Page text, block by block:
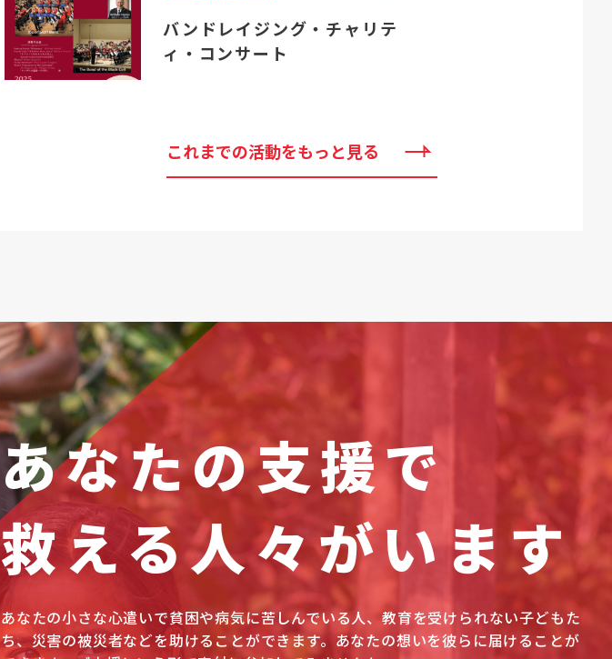
バンドレイジング・チャリテ
ィ・コンサート
これまでの活動をもっと見る
あなたの支援で
救える人々がいます
あなたの小さな心遣いで貧困や病気に苦しんでいる人、教育を受けられない子どもた
ち、災害の被災者などを助けることができます。あなたの想いを彼らに届けることが